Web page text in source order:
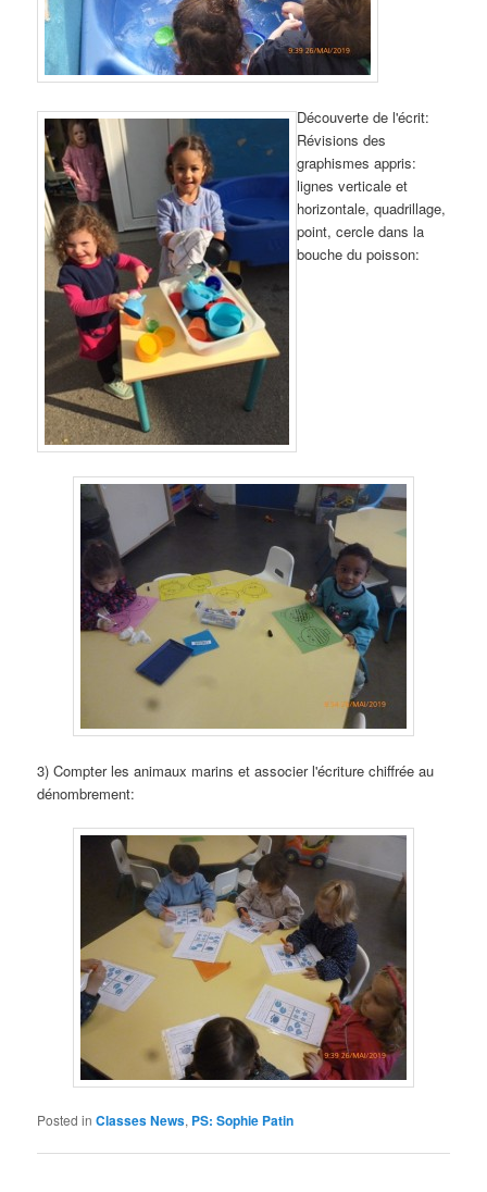
Découverte de l'écrit:
Révisions des
graphismes appris:
lignes verticale et
horizontale, quadrillage,
point, cercle dans la
bouche du poisson:
3)Compter les animaux marins et associer l'écriture chiffrée au
dénombrement:
Posted in Classes News, PS: Sophie Patin